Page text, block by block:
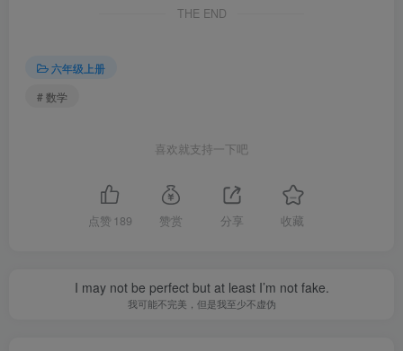
THE END
六年级上册
# 数学
喜欢就支持一下吧
点赞 189 赞赏 分享 收藏
I may not be perfect but at least I’m not fake.
我可能不完美，但是我至少不虚伪